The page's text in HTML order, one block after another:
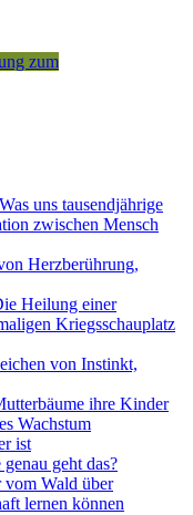
zum
uns tausendjährige
zwischen Mensch
Herzberührung,
Heilung einer
Kriegsschauplatz
von Instinkt,
ihre Kinder
Wachstum
ist
geht das?
vom Wald über
lernen können